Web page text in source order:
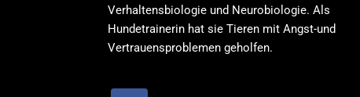
Verhaltensbiologie und Neurobiologie. Als
Hundetrainerin hat sie Tieren mit Angst-und
Vertrauensproblemen geholfen.